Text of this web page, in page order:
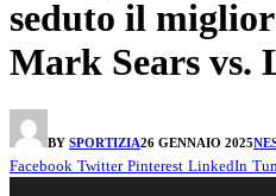
seduto il
Mark Sears vs.
BY SPORTIZIA26 GENNAIO 2025
Facebook Twitter Pinterest LinkedIn